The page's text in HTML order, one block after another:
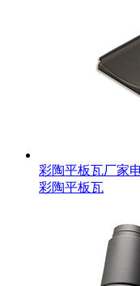
彩陶平板瓦厂家
彩陶平板瓦